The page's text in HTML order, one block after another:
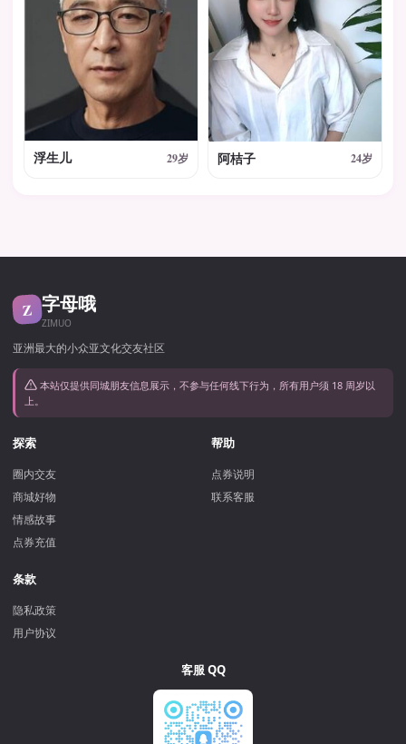
浮生儿 29岁 阿桔子 24岁
Z 字母哦
ZIMUO
亚洲最大的小众亚文化交友社区
本站仅提供同城朋友信息展示，不参与任何线下行为，所有用户须 18 周岁以
上。
探索
圈内交友
商城好物
情感故事
点券充值
帮助
点券说明
联系客服
条款
隐私政策
用户协议
客服 QQ